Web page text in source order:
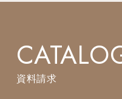
資料請求